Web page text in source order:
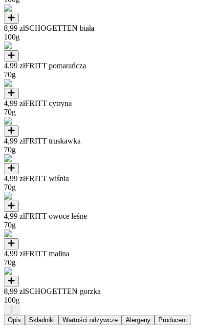
8,99 złSCHOGETTEN biała
100g
4,99 złFRITT pomarańcza
70g
4,99 złFRITT cytryna
70g
4,99 złFRITT truskawka
70g
4,99 złFRITT wiśnia
70g
4,99 złFRITT owoce leśne
70g
4,99 złFRITT malina
70g
8,99 złSCHOGETTEN gorzka
100g
Opis Składniki Wartości odżywcze Alergeny Producent